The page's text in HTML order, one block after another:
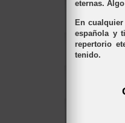
eternas.
En
española y
repertorio
tenido.